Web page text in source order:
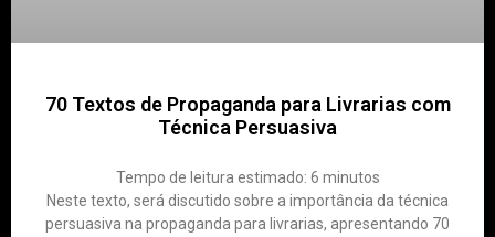
70 Textos de Propaganda para Livrarias com
Técnica Persuasiva
Tempo de leitura estimado: 6 minutos
Neste texto, será discutido sobre a importância da técnica
persuasiva na propaganda para livrarias, apresentando 70